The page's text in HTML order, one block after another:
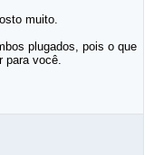
muito.
plugados, pois o que
para você.